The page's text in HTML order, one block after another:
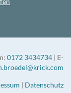
0172 3434734 | E-
| Datenschutz